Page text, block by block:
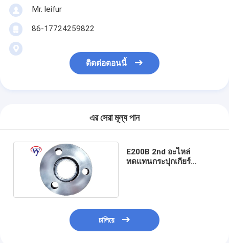
Mr. leifur
86-17724259822
ติดต่อตอนนี้
এর সেরা মূল্য পান
E200B 2nd อะไหล่
ทดแทนกระปุกเกียร์
চালিয়ে